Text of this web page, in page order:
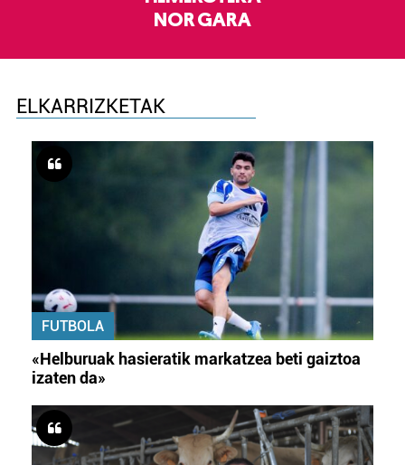
NOR GARA
ELKARRIZKETAK
FUTBOLA
«Helburuak hasieratik markatzea beti gaiztoa
izaten da»